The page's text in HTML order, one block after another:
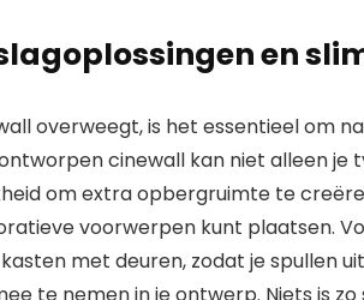
en
overweegt, is het essentieel om
cinewall kan niet alleen
om extra opbergruimte te
voorwerpen kunt plaatsen.
met deuren, zodat je spullen